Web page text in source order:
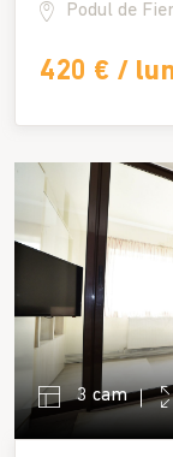
Podul de
420 € /
3 cam